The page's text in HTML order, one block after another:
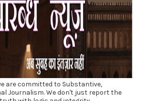
are committed to Substantive,
Journalism. We don't just report the